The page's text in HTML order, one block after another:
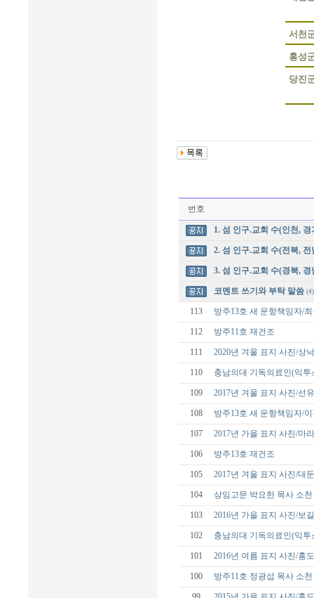
서천
홍성
당진
번호
1. 섬 인구.교회 수(인천, 경
2. 섬 인구.교회 수(전북, 전
3. 섬 인구.교회 수(경북, 경
코멘트 쓰기와 부탁 말씀 (4)
113 방주13호 새 운항책임자/
112 방주11호 재건조
111 2020년 겨울 표지 사진/상
110 충남의대 기독의료인(익
109 2017년 겨울 표지 사진/선
108 방주13호 새 운항책임자/
107 2017년 가을 표지 사진/마
106 방주13호 재건조
105 2017년 겨울 표지 사진/대
104 상임고문 박요한 목사 소천
103 2016년 가을 표지 사진/보
102 충남의대 기독의료인(익투
101 2016년 여름 표지 사진/홍
100 방주11호 정광섭 목사 소천